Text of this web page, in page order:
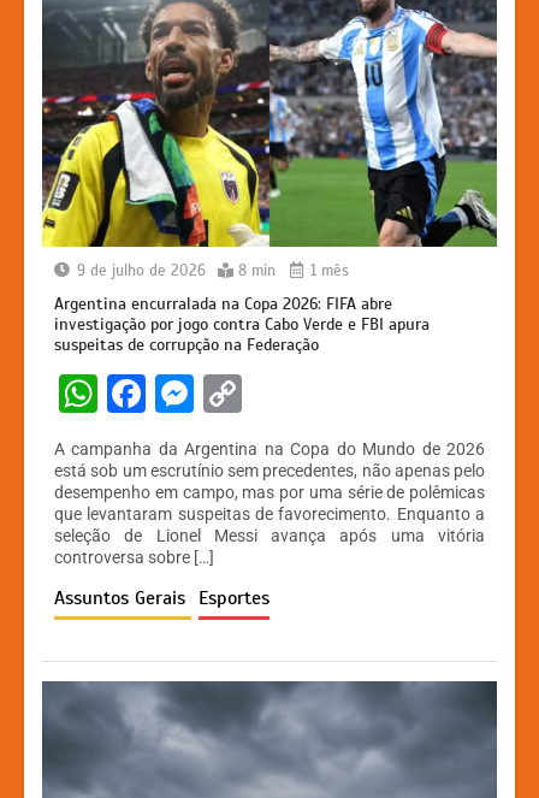
9 de julho de 2026 8 min 1 mês
Argentina encurralada na Copa 2026: FIFA abre
investigação por jogo contra Cabo Verde e FBI apura
suspeitas de corrupção na Federação
W
at
s
A
p
p
F
a
c
e
b
o
o
k
M
s
s
e
n
g
er
p
y
Li
n
k
A campanha da Argentina na Copa do Mundo de 2026
está sob um escrutínio sem precedentes, não apenas pelo
desempenho em campo, mas por uma série de polêmicas
que levantaram suspeitas de favorecimento. Enquanto a
seleção de Lionel Messi avança após uma vitória
controversa sobre […]
Assuntos Gerais Esportes